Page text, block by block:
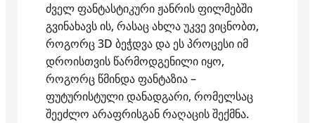
ძველ ფანტასტიკური ჟანრის ფილმებში
გვინახავს ის, რასაც ახლა უკვე ვიცნობთ,
როგორც 3D ბეჭდვა და ეს პროცესი იმ
დროისთვის წარმოდგენილი იყო,
როგორც წმინდა ფანტაზია –
ფუტურისტული დანადგარი, რომელსაც
შეეძლო არაფრისგან რაღაცის შექმნა.